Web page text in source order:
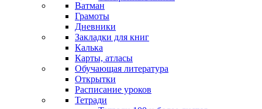
Ватман
Грамоты
Дневники
Закладки для книг
Калька
Карты, атласы
Обучающая литература
Открытки
Расписание уроков
Тетради